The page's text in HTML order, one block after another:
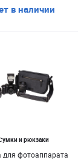
в наличии
и рюкзаки
для фотоаппарата